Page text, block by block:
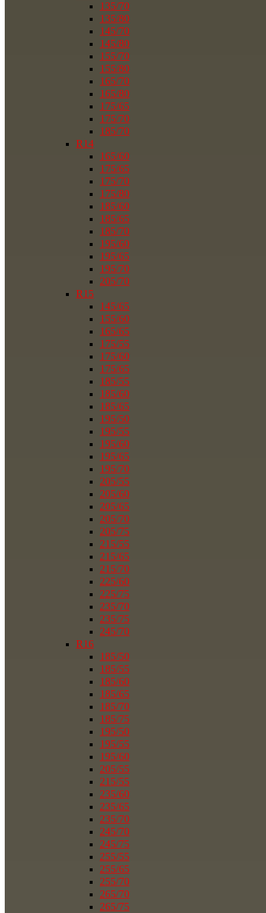
135/70
135/80
145/70
145/80
155/70
155/80
165/70
165/80
175/65
175/70
185/70
R14
165/60
175/65
175/70
175/80
185/60
185/65
185/70
195/60
195/65
195/70
205/70
R15
145/65
155/60
165/65
175/55
175/60
175/65
185/55
185/60
185/65
195/50
195/55
195/60
195/65
195/70
205/55
205/60
205/65
205/70
205/75
215/55
215/65
215/70
225/60
225/75
235/70
235/75
245/70
R16
185/50
185/55
185/60
185/65
185/70
185/75
195/50
195/55
195/60
205/55
215/55
235/60
235/65
235/70
245/70
245/75
255/55
255/65
255/70
265/70
265/75